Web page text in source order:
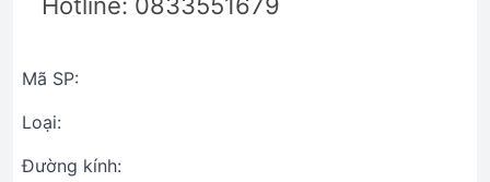
Mã SP:
Loại:
Đường kính: